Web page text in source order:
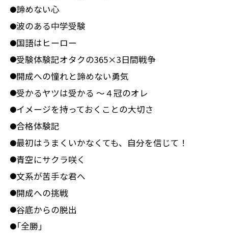
●諦めない心
●波のある中学受験
●国語はヒーロー
●受験体験記オタクの365×3日間戦争
●開成への憧れと諦めない勇気
●受かるヤツは受かる ～４冠のオレ
●イメージを持っておくことの大切さ
●合格体験記
●最初はうまくいかなくても、自分を信じて！
●青空にサクラ咲く
●文系が苦手な君へ
●開成への挑戦
●谷底からの脱出
●「全勝」